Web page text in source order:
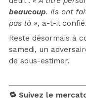
beaucoup. Ils ont
pas là », a-t-il confié.
Reste désormais à
samedi, un
de sous-estimer.
🔁 Suivez le